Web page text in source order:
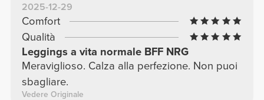
2025-12-29
Comfort
Qualità
Leggings a vita normale BFF NRG
Meraviglioso. Calza alla perfezione. Non puoi
sbagliare.
Vedere Originale